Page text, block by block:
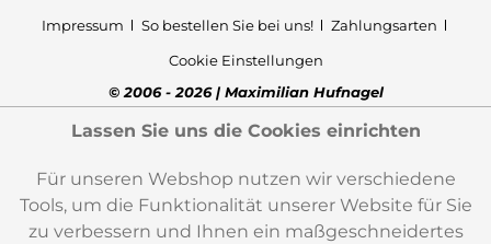
Impressum
So bestellen Sie bei uns!
Zahlungsarten
Cookie Einstellungen
© 2006 - 2026 | Maximilian Hufnagel
Lassen Sie uns die Cookies einrichten
Für unseren Webshop nutzen wir verschiedene
Tools, um die Funktionalität unserer Website für Sie
zu verbessern und Ihnen ein maßgeschneidertes